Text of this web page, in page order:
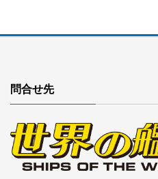
問合せ先